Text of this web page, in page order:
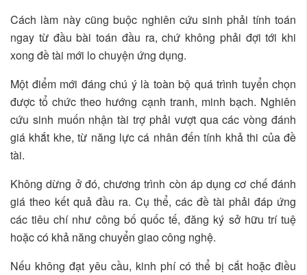
Cách làm này cũng buộc nghiên cứu sinh phải tính toán
ngay từ đầu bài toán đầu ra, chứ không phải đợi tới khi
xong đề tài mới lo chuyện ứng dụng.
Một điểm mới đáng chú ý là toàn bộ quá trình tuyển chọn
được tổ chức theo hướng cạnh tranh, minh bạch. Nghiên
cứu sinh muốn nhận tài trợ phải vượt qua các vòng đánh
giá khắt khe, từ năng lực cá nhân đến tính khả thi của đề
tài.
Không dừng ở đó, chương trình còn áp dụng cơ chế đánh
giá theo kết quả đầu ra. Cụ thể, các đề tài phải đáp ứng
các tiêu chí như công bố quốc tế, đăng ký sở hữu trí tuệ
hoặc có khả năng chuyển giao công nghệ.
Nếu không đạt yêu cầu, kinh phí có thể bị cắt hoặc điều